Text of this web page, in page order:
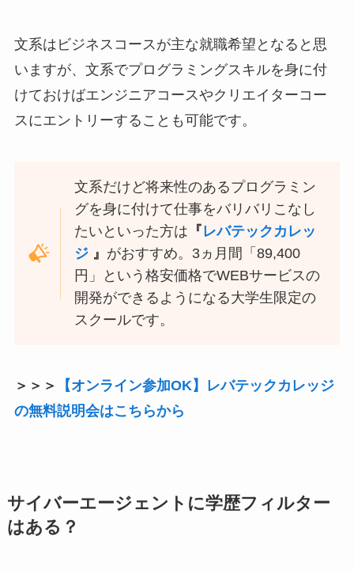
文系はビジネスコースが主な就職希望となると思
いますが、文系でプログラミングスキルを身に付
けておけばエンジニアコースやクリエイターコー
スにエントリーすることも可能です。
文系だけど将来性のあるプログラミン
グを身に付けて仕事をバリバリこなし
たいといった方は 『レバテックカレッ
ジ 』 がおすすめ。3ヵ月間「89,400
円」という格安価格でWEBサービスの
開発ができるようになる大学生限定の
スクールです。
＞＞＞
【オンライン参加OK】レバテックカレッジ
の無料説明会はこちらから
サイバーエージェントに学歴フィルター
はある？